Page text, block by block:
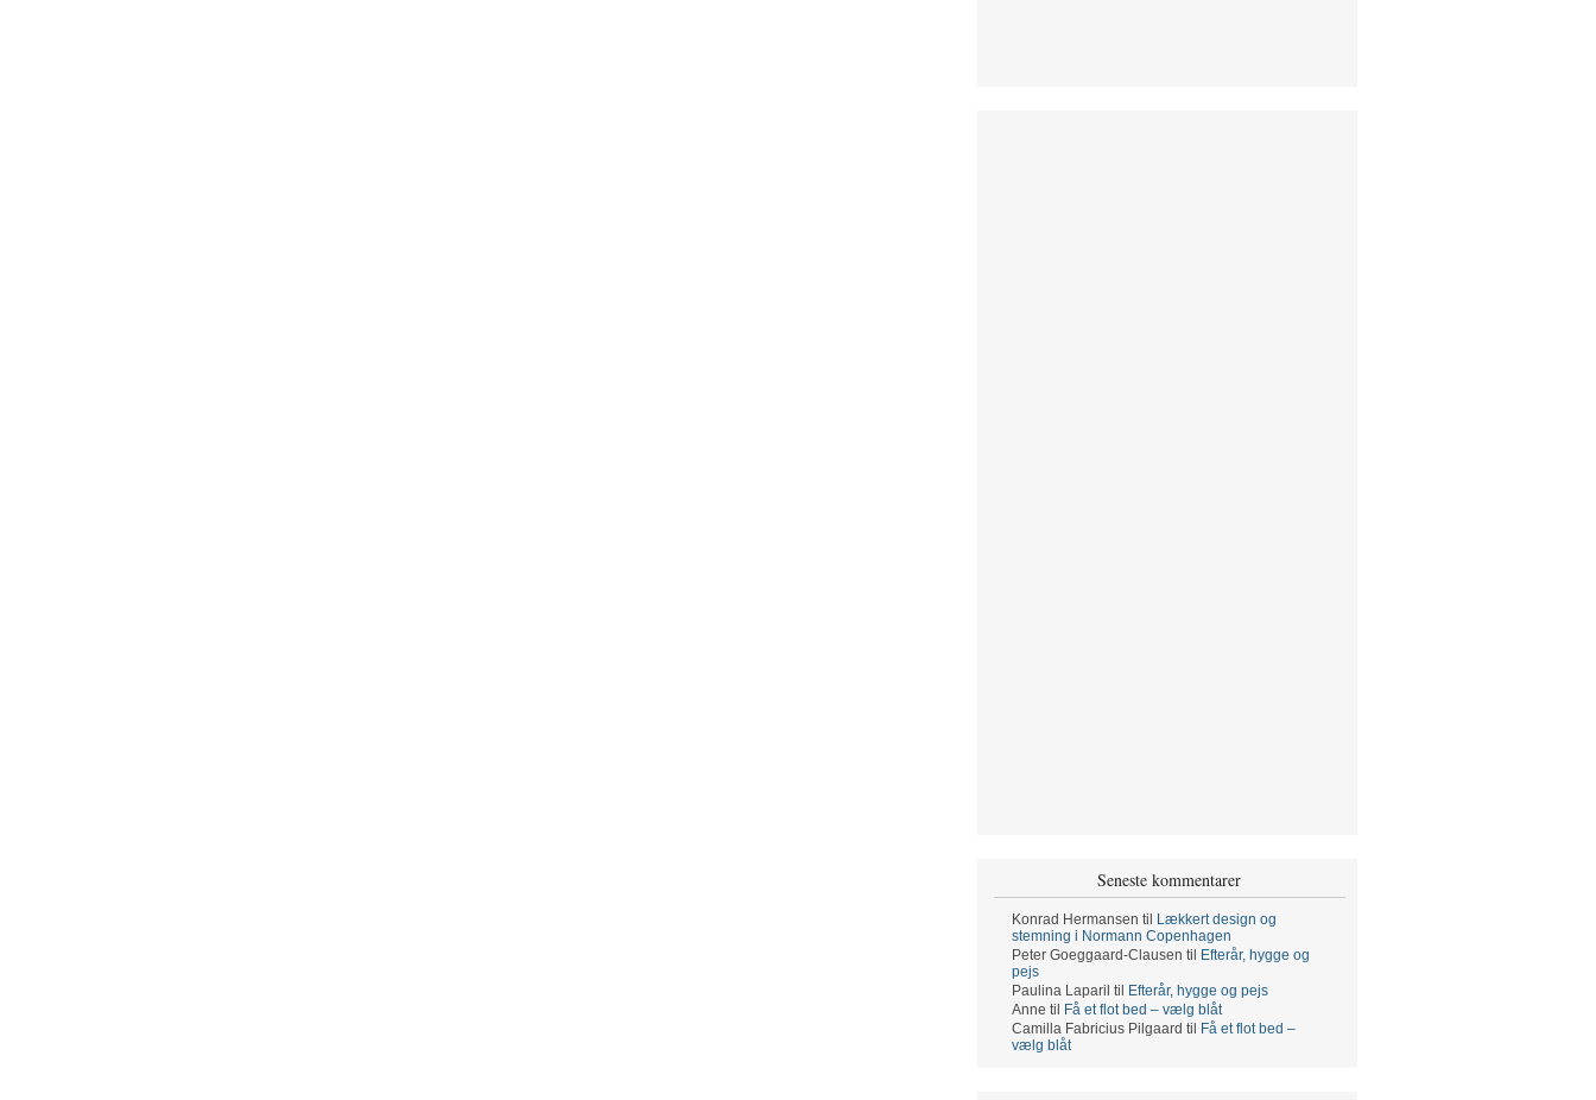
Seneste kommentarer
Konrad Hermansen til
Lækkert design og
stemning i Normann Copenhagen
Peter Goeggaard-Clausen til
Efterår, hygge og
pejs
Paulina Laparil til
Efterår, hygge og pejs
Anne til
Få et flot bed – vælg blåt
Camilla Fabricius Pilgaard til
Få et flot bed –
vælg blåt